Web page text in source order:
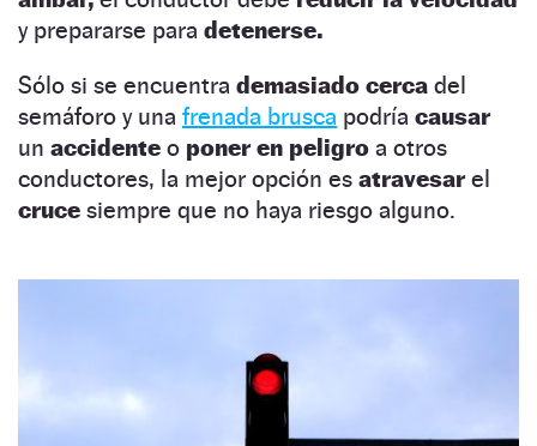
y prepararse para detenerse.
Sólo si se encuentra demasiado cerca del
semáforo y una frenada brusca podría causar
un accidente o poner en peligro a otros
conductores, la mejor opción es atravesarel
cruce siempre que no haya riesgo alguno.